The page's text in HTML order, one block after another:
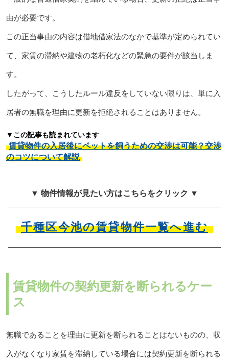
由が必要です。
この正当事由の内容は借地借家法のなかで基準が定められてい
て、家賃の滞納や建物の老朽化などの緊急の要件が該当しま
す。
したがって、こうしたルール違反をしていない限りは、単に入
居者の無職を理由に更新を拒絶されることはありません。
▼この記事も読まれています
賃貸物件の入居後にペットを飼うための交渉は可能？交渉
のコツについて解説
▼ 物件情報が見たい方はこちらをクリック ▼
千種区今池の賃貸物件一覧へ進む
賃貸物件の契約更新を断られるケー
ス
無職であることを理由に更新を断られることはないものの、収
入がなくなり家賃を滞納している場合には契約更新を断られる